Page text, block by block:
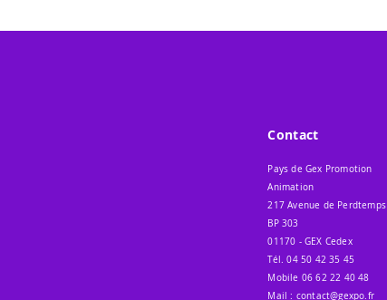
Contact
Pays de Gex Promotion
Animation
217 Avenue de Perdtemps
BP 303
01170 - GEX Cedex
Tél. 04 50 42 35 45
Mobile 06 62 22 40 48
Mail : contact@gexpo.fr